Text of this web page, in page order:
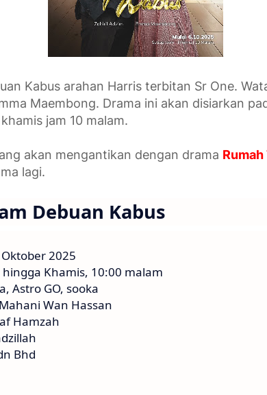
Kabus arahan Harris terbitan Sr One.
Maembong. Drama ini akan disiarkan
jam 10 malam.
akan mengantikan dengan drama Rumah
lagi.
Debuan Kabus
2025
Khamis, 10:00 malam
Astro GO, sooka
Wan Hassan
Hamzah
Bhd